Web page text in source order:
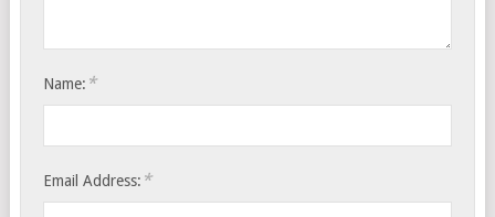
Name: *
Email Address: *